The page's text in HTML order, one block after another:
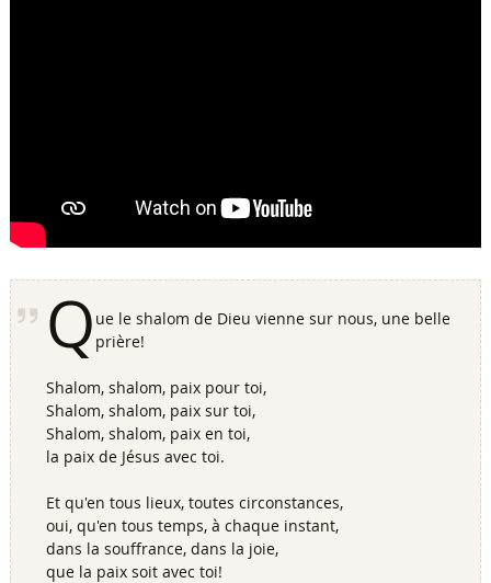
Q ue le shalom de Dieu vienne sur nous, une belle
prière!
Shalom, shalom, paix pour toi,
Shalom, shalom, paix sur toi,
Shalom, shalom, paix en toi,
la paix de Jésus avec toi.
Et qu'en tous lieux, toutes circonstances,
oui, qu'en tous temps, à chaque instant,
dans la souffrance, dans la joie,
que la paix soit avec toi!